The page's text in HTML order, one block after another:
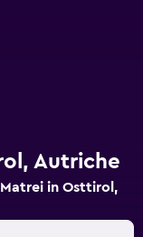
Autriche
in Osttirol,